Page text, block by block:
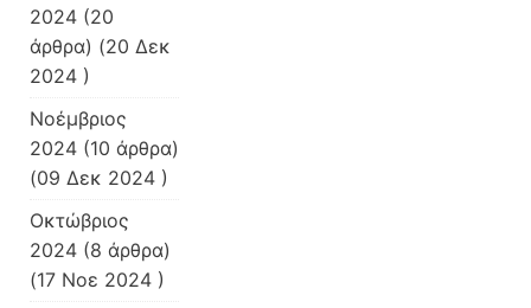
2024 (20
άρθρα) (20 Δεκ
2024 )
Νοέμβριος
2024 (10 άρθρα)
(09 Δεκ 2024 )
Οκτώβριος
2024 (8 άρθρα)
(17 Νοε 2024 )